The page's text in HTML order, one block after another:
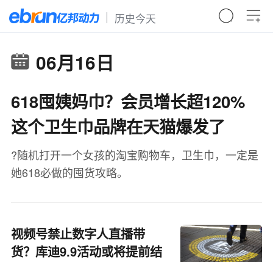
历史今天
06月16日
618囤姨妈巾？会员增长超120%
这个卫生巾品牌在天猫爆发了
?随机打开一个女孩的淘宝购物车，卫生巾，一定是
她618必做的囤货攻略。
视频号禁止数字人直播带
货？库迪9.9活动或将提前结